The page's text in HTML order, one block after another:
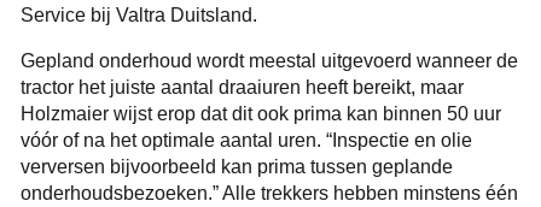
Service bij Valtra Duitsland.
Gepland onderhoud wordt meestal uitgevoerd wanneer de
tractor het juiste aantal draaiuren heeft bereikt, maar
Holzmaier wijst erop dat dit ook prima kan binnen 50 uur
vóór of na het optimale aantal uren. “Inspectie en olie
verversen bijvoorbeeld kan prima tussen geplande
onderhoudsbezoeken.” Alle trekkers hebben minstens één